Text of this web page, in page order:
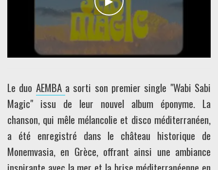
Le duo AEMBA a sorti son premier single "Wabi Sabi
Magic" issu de leur nouvel album éponyme. La
chanson, qui mêle mélancolie et disco méditerranéen,
a été enregistré dans le château historique de
Monemvasia, en Grèce, offrant ainsi une ambiance